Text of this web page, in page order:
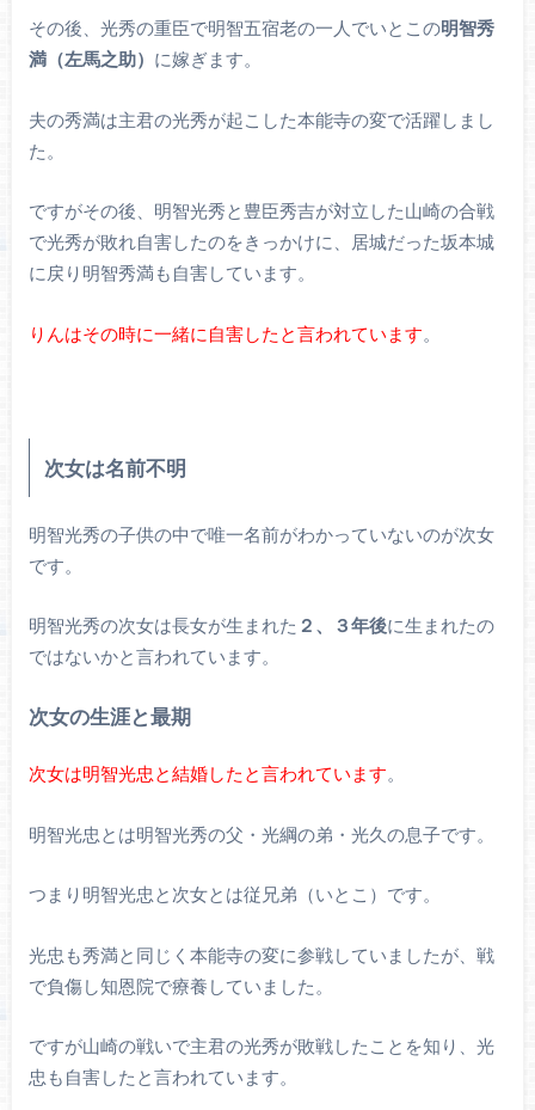
その後、光秀の重臣で明智五宿老の一人でいとこの明智秀
満（左馬之助） に嫁ぎます。
夫の秀満は主君の光秀が起こした本能寺の変で活躍しまし
た。
ですがその後、明智光秀と豊臣秀吉が対立した山崎の合戦
で光秀が敗れ自害したのをきっかけに、居城だった坂本城
に戻り明智秀満も自害しています。
りんはその時に一緒に自害したと言われています。
次女は名前不明
明智光秀の子供の中で唯一名前がわかっていないのが次女
です。
明智光秀の次女は長女が生まれた ２、３年後に生まれたの
ではないかと言われています。
次女の生涯と最期
次女は明智光忠と結婚したと言われています。
明智光忠とは明智光秀の父・光綱の弟・光久の息子です。
つまり明智光忠と次女とは従兄弟（いとこ）です。
光忠も秀満と同じく本能寺の変に参戦していましたが、戦
で負傷し知恩院で療養していました。
ですが山崎の戦いで主君の光秀が敗戦したことを知り、光
忠も自害したと言われています。